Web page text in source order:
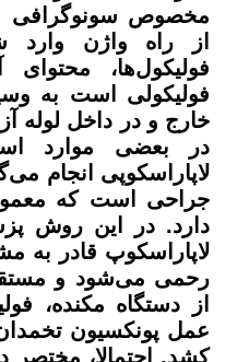
مخصوص سونوگرافی
از راه واژن
فولیکول‌ها،
فولیکولی است به
خارج و در داخل لوله
در بعضی موارد
لاپاراسکوپی انجام
جراحی است که
دارد. در این روش
لاپاراسکوپ قادر به
رحمی می‌شود و
از دستگاه مکنده،
کشد. احتمالا،